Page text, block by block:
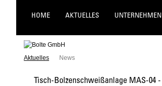
HOME AKTUELLES UNTERNEHMEN
Aktuelles News
Tisch-Bolzenschweißanlage MAS-04 -